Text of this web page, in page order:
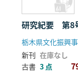
研究紀要 第8
新刊 在庫なし
古書 3 点